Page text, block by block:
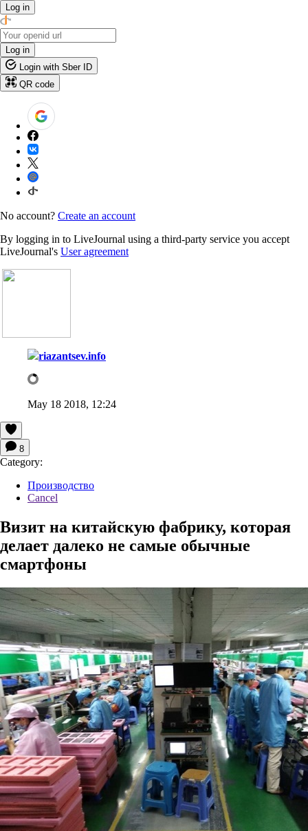
Log in
Log in
Login with Sber ID
QR code
No account? Create an account
By logging in to LiveJournal using a third-party service you accept
LiveJournal's User agreement
riazantsev.info
May 18 2018, 12:24
8
Category:
Производство
Cancel
Визит на китайскую фабрику, которая
делает далеко не самые обычные
смартфоны